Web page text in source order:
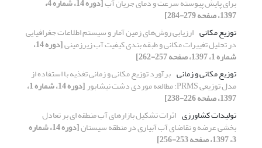
1397، صفحه 279-284]
توزیع مکانی ارزیابی روش‌های زمین آمار و سیستم اطلاعات جغرافیایی
در تحلیل تغییرات مکانی و طبقه بندی کیفیت آب زیرزمینی [دوره 14،
شماره 1، 1397، صفحه 257-262]
توزیع مکانی و زمانی برآورد توزیع مکانی و زمانی تغذیه با استفاده از
مدل توزیعی PRMS: مطالعه موردی دشت نیشابور [دوره 14، شماره 1،
1397، صفحه 226-238]
تولیدات کشاورزی اثرات تشکیل بازارهای آب منطقه ای بر تعادل
بخشی عرضه و تقاضای آب آبیاری در منطقه سیستان [دوره 14، شماره
3، 1397، صفحه 253-256]